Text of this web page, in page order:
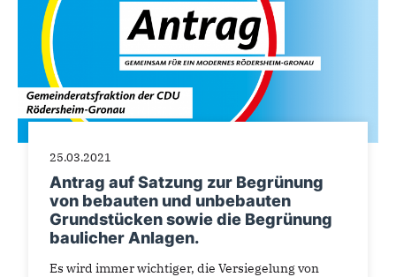
25.03.2021
Antrag auf Satzung zur Begrünung
von bebauten und unbebauten
Grundstücken sowie die Begrünung
baulicher Anlagen.
Es wird immer wichtiger, die Versiegelung von